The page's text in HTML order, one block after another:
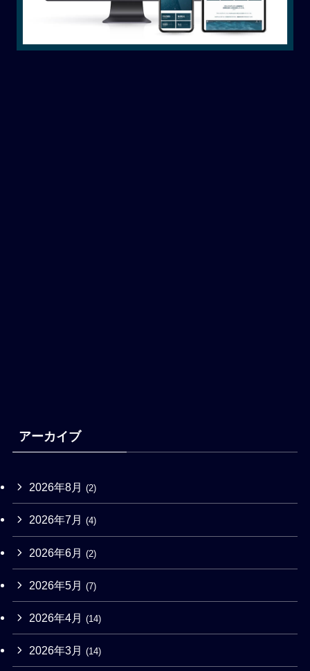
アーカイブ
2026年8月 (2)
2026年7月 (4)
2026年6月 (2)
2026年5月 (7)
2026年4月 (14)
2026年3月 (14)